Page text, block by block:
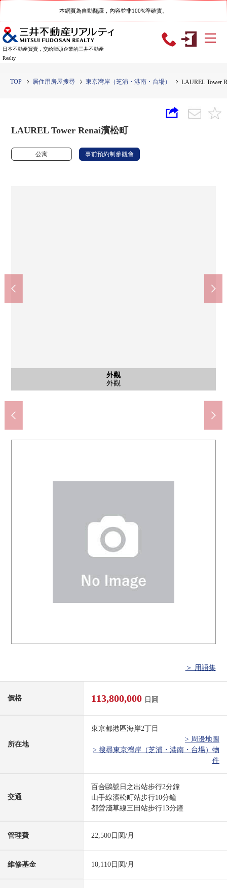
本網頁為自動翻譯，內容並非100%準確實。
日本不動產買賣，交給龍頭企業的三井不動產
Realty
TOP 居住用房屋搜尋 東京灣岸（芝浦・港南・台場） LAUREL Tower
LAUREL Tower Renai濱松町
公寓 事前預約制參觀會
外觀
外觀
客廳
約13.3張塌塌米LDK
卧室
主卧室
廚房
廚房
公共汽車
公共汽車
洗臉
獨立盥洗台
廁所
廁所
客廳
約13.3張塌塌米LDK
客廳
約13.3張塌塌米LDK
客廳
約13.3張塌塌米LDK
客廳
約13.3張塌塌米LDK
廚房
廚房
卧室
主卧室
卧室
主卧室
收納
收納
陽台
陽台
風景
來自東南一側陽台的風景
風景
來自東南一側陽台的風景
風景
來自西北一側陽台的風景
入口
大廳入口
入口
大廳入口
入口
入口
共有部分
藍色SUITE Club Lounge
大廳
休息室
停車場
停車場
停車場
停車場
共有部分
宅配保管櫃
航空照片
航空照片(夜)
航空照片
航空照片(白天)
外觀
外觀
外觀
外觀
外觀
外觀
Mybasket芝浦1丁目商店(約530m)
芝浦公園(約840m)
港區立芝小學(約1010m)
港區立三田中學(約1840m)
Lawson芝浦海高級·這個商城店(約230m)
海高級N館內郵局(約220m)
全家便利店海高級這個商城商店(約240m)
＞ 用語集
價格 113,800,000 日圓
所在地
東京都港區海岸2丁目
> 周邊地圖
> 搜尋東京灣岸（芝浦・港南・台場）物
件
交通
百合鷗號日之出站步行2分鐘
山手線濱松町站步行10分鐘
都營淺草線三田站步行13分鐘
管理費 22,500日圆/月
維修基金 10,110日圆/月